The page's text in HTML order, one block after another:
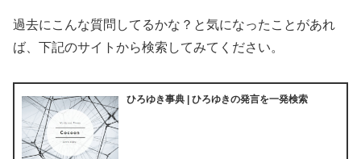
過去にこんな質問してるかな？と気になったことがあれ
ば、下記のサイトから検索してみてください。
ひろゆき事典 | ひろゆきの発言を一発検索